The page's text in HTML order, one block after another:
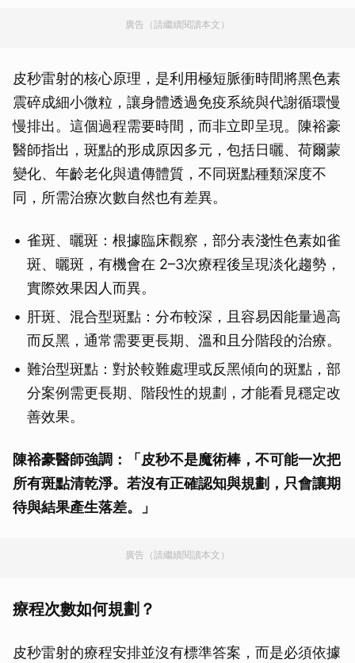
廣告（請繼續閱讀本文）
皮秒雷射的核心原理，是利用極短脈衝時間將黑色素
震碎成細小微粒，讓身體透過免疫系統與代謝循環慢
慢排出。這個過程需要時間，而非立即呈現。陳裕豪
醫師指出，斑點的形成原因多元，包括日曬、荷爾蒙
變化、年齡老化與遺傳體質，不同斑點種類深度不
同，所需治療次數自然也有差異。
雀斑、曬斑：根據臨床觀察，部分表淺性色素如雀
斑、曬斑，有機會在 2–3次療程後呈現淡化趨勢，
實際效果因人而異。
肝斑、混合型斑點：分布較深，且容易因能量過高
而反黑，通常需要更長期、溫和且分階段的治療。
難治型斑點：對於較難處理或反黑傾向的斑點，部
分案例需更長期、階段性的規劃，才能看見穩定改
善效果。
陳裕豪醫師強調：「皮秒不是魔術棒，不可能一次把
所有斑點清乾淨。若沒有正確認知與規劃，只會讓期
待與結果產生落差。」
廣告（請繼續閱讀本文）
療程次數如何規劃？
皮秒雷射的療程安排並沒有標準答案，而是必須依據